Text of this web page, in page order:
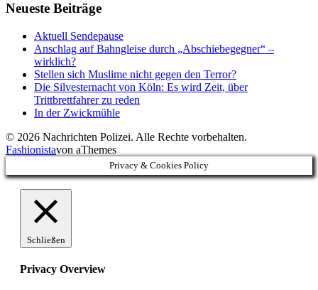
Neueste Beiträge
Aktuell Sendepause
Anschlag auf Bahngleise durch „Abschiebegegner“ –
wirklich?
Stellen sich Muslime nicht gegen den Terror?
Die Silvesternacht von Köln: Es wird Zeit, über
Trittbrettfahrer zu reden
In der Zwickmühle
© 2026 Nachrichten Polizei. Alle Rechte vorbehalten.
Fashionistavon aThemes
Privacy & Cookies Policy
Schließen
Privacy Overview